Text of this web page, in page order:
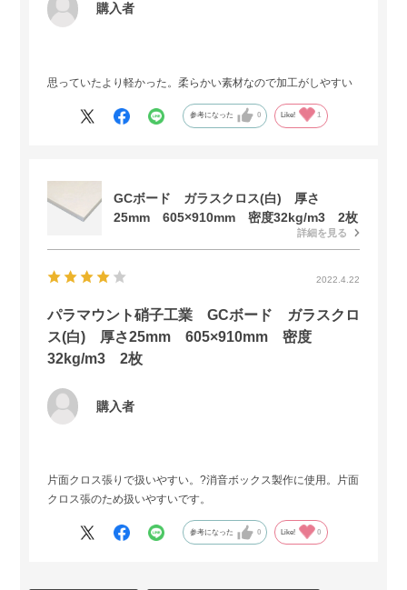
購入者
思っていたより軽かった。柔らかい素材なので加工がしやすい
参考になった 0 Like! 1
GCボード ガラスクロス(白) 厚さ
25mm 605×910mm 密度32kg/m3 2枚
詳細を見る
2022.4.22
パラマウント硝子工業 GCボード ガラスクロ
ス(白) 厚さ25mm 605×910mm 密度
32kg/m3 2枚
購入者
片面クロス張りで扱いやすい。?消音ボックス製作に使用。片面
クロス張のため扱いやすいです。
参考になった 0 Like! 0